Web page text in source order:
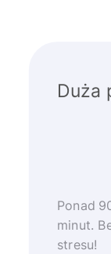
Duża
Ponad
minut.
stresu!